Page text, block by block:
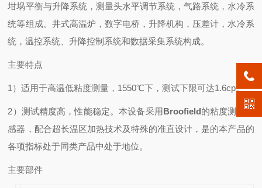
坩埚平衡与升降系统，测量头水平调节系统，气路系统，水冷系
统等组成。井式高温炉，数字电桥，升降机构，压差计，水冷系
统，温控系统、升降控制系统和数据采集系统构成。
主要特点
1）适用于高温低粘度测量，1550℃下，测试下限可达1.6cp。
2）测试精度高，性能稳定。本设备采用Broofield的粘度测试传
感器，配合超长温区加热技术及特殊的准直设计，是的本产品的
各项指标处于同类产品中处于地位。
主要部件